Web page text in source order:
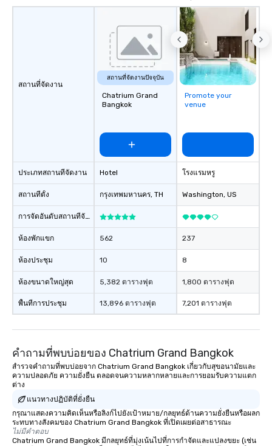
สถานที่จัดงาน
ประเภทสถานที่จัดงาน
สถานที่ตั้ง
การจัดอันดับสถานที่จัดงาน
ห้องพักแขก
ห้องประชุม
ห้องขนาดใหญ่สุด
พื้นที่การประชุม
สถานที่จัดงานปัจจุบัน
Chatrium Grand
Bangkok
Hotel
กรุงเทพมหานคร, TH
562
10
5,382 ตารางฟุต
13,896 ตารางฟุต
Promote your
venue
โรงแรมหรู
Washington, US
237
8
1,800 ตารางฟุต
7,201 ตารางฟุต
คำถามที่พบบ่อยของ Chatrium Grand Bangkok
สำรวจคำถามที่พบบ่อยจาก Chatrium Grand Bangkok เกี่ยวกับสุขอนามัยและ
ความปลอดภัย ความยั่งยืน ตลอดจนความหลากหลายและการยอมรับความแตก
ต่าง
แนวทางปฏิบัติที่ยั่งยืน
กรุณาแสดงความคิดเห็นหรือลิงก์ไปยังเป้าหมาย/กลยุทธ์ด้านความยั่งยืนหรือผลก
ระทบทางสังคมของ Chatrium Grand Bangkok ที่เปิดเผยต่อสาธารณะ
ไม่มีคำตอบ
Chatrium Grand Bangkok มีกลยุทธ์ที่มุ่งเน้นไปที่การกำจัดและแปลงขยะ (เช่น